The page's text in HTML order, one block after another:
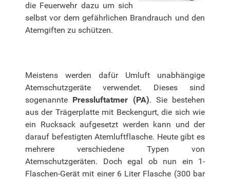
die Feuerwehr dazu um sich
selbst vor dem gefährlichen Brandrauch und den
Atemgiften zu schützen.
Meistens werden dafür Umluft unabhängige
Atemschutzgeräte verwendet. Dieses sind
sogenannte Pressluftatmer (PA). Sie bestehen
aus der Trägerplatte mit Beckengurt, die sich wie
ein Rucksack aufgesetzt werden kann und der
darauf befestigten Atemluftflasche. Heute gibt es
mehrere verschiedene Typen von
Atemschutzgeräten. Doch egal ob nun ein 1-
Flaschen-Gerät mit einer 6 Liter Flasche (300 bar